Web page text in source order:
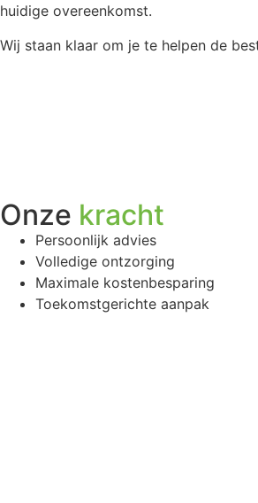
huidige overeenkomst.
Wij staan klaar om je te helpen de
Onze kracht
Persoonlijk advies
Volledige ontzorging
Maximale kostenbesparing
Toekomstgerichte aanpak